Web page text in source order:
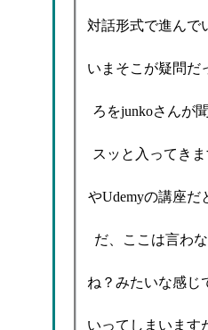
対話形式で進んで
いまそこが疑問だ
ろをjunkoさんが
スッと入ってき
やUdemyの講座だ
だ、ここは言わ
ね？みたいな感じ
いってしまいます